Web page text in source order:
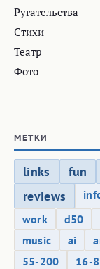
Ругательства
Стихи
Театр
Фото
МЕТКИ
links fun
reviews
work
d50
music
ai
55-200
16-